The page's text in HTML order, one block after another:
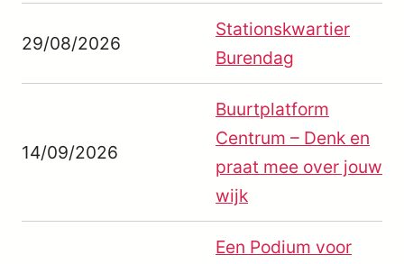
29/08/2026
Stationskwartier
Burendag
14/09/2026
Buurtplatform
Centrum – Denk en
praat mee over jouw
wijk
Een Podium voor